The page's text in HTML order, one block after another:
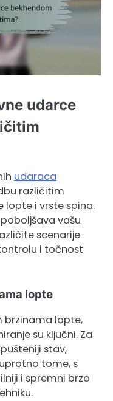
udarce
udaraca
različitim
lopte i vrste spina.
vašu
scenarije
i točnost
lopte
brzinama lopte,
su ključni. Za
stav,
tome, s
i spremni brzo